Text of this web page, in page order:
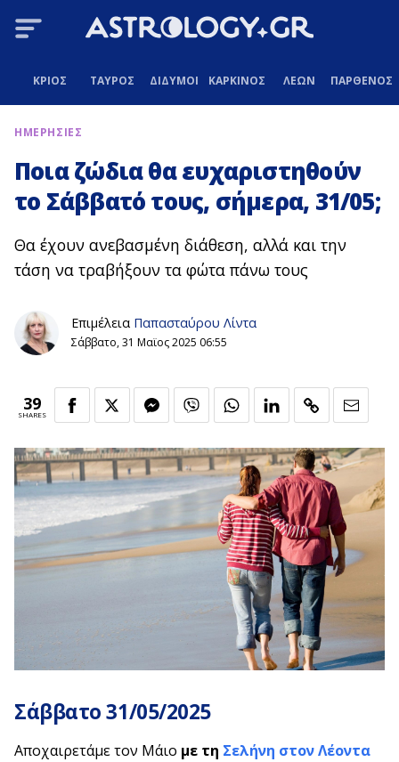
ΚΡΙΟΣ ΤΑΥΡΟΣ ΔΙΔΥΜΟΙ ΚΑΡΚΙΝΟΣ ΛΕΩΝ ΠΑΡΘΕΝΟΣ
ΗΜΕΡΗΣΙΕΣ
Ποια ζώδια θα ευχαριστηθούν
το Σάββατό τους, σήμερα, 31/05;
Θα έχουν ανεβασμένη διάθεση, αλλά και την
τάση να τραβήξουν τα φώτα πάνω τους
Επιμέλεια Παπασταύρου Λίντα
Σάββατο, 31 Μαϊος 2025 06:55
39
SHARES
Σάββατο 31/05/2025
Αποχαιρετάμε τον Μάιο με τη Σελήνη στον Λέοντα